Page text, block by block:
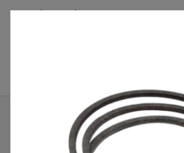
Plateaudecoupe.com :
Accueil
Pièces
Courroie STIGA - GGP